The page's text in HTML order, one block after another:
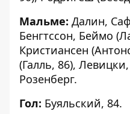
Мальме: Далин,
Бенгтссон, Беймо
Кристиансен
(Галль, 86),
Розенберг.
Гол: Буяльский, 84.